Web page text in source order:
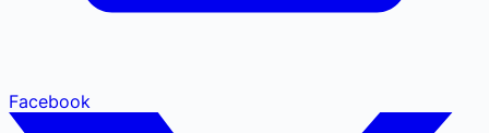
Facebook